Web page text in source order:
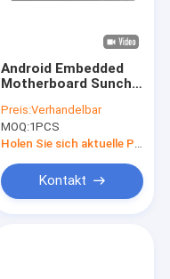
Android Embedded
Motherboard Sunchip
HD Android
Netzwerk-
Mediaplayer-Box für
Preis:Verhandelbar
MOQ:1PCS
Holen Sie sich aktuelle Preis
Kontakt